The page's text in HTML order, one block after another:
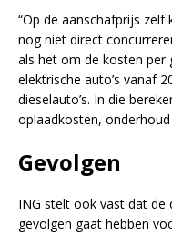
“Op de aanschafprijs zelf
nog niet direct
als het om de kosten per
elektrische auto’s vanaf
dieselauto’s. In die
oplaadkosten, onderhoud
Gevolgen
ING stelt ook vast dat de
gevolgen gaat hebben